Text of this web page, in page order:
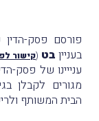
פורסם פסק-
בעניין בט (קישור
ענייינו של
מגורים לקבלן
הבית המשותף